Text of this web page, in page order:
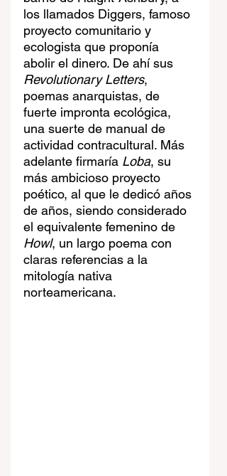
los llamados Diggers, famoso
proyecto comunitario y
ecologista que proponía
abolir el dinero. De ahí sus
Revolutionary Letters,
poemas anarquistas, de
fuerte impronta ecológica,
una suerte de manual de
actividad contracultural. Más
adelante firmaría Loba, su
más ambicioso proyecto
poético, al que le dedicó años
de años, siendo considerado
el equivalente femenino de
Howl, un largo poema con
claras referencias a la
mitología nativa
norteamericana.